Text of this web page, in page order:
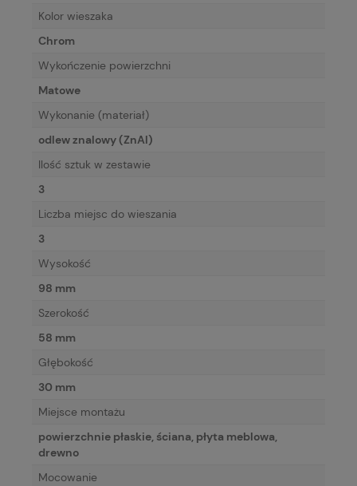
Kolor wieszaka
Chrom
Wykończenie powierzchni
Matowe
Wykonanie (materiał)
odlew znalowy (ZnAl)
Ilość sztuk w zestawie
3
Liczba miejsc do wieszania
3
Wysokość
98 mm
Szerokość
58 mm
Głębokość
30 mm
Miejsce montażu
powierzchnie płaskie, ściana, płyta meblowa,
drewno
Mocowanie